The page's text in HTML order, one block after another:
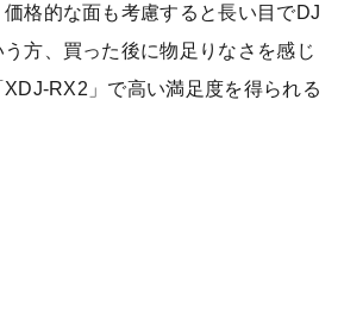
格的な面も考慮すると長い目でDJ
方、買った後に物足りなさを感じ
RX2」で高い満足度を得られる